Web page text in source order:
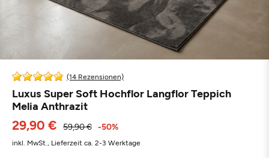
(14 Rezensionen)
Luxus Super Soft Hochflor Langflor Teppich
Melia Anthrazit
29,90 € 59,90 € -50%
inkl. MwSt., Lieferzeit ca. 2-3 Werktage